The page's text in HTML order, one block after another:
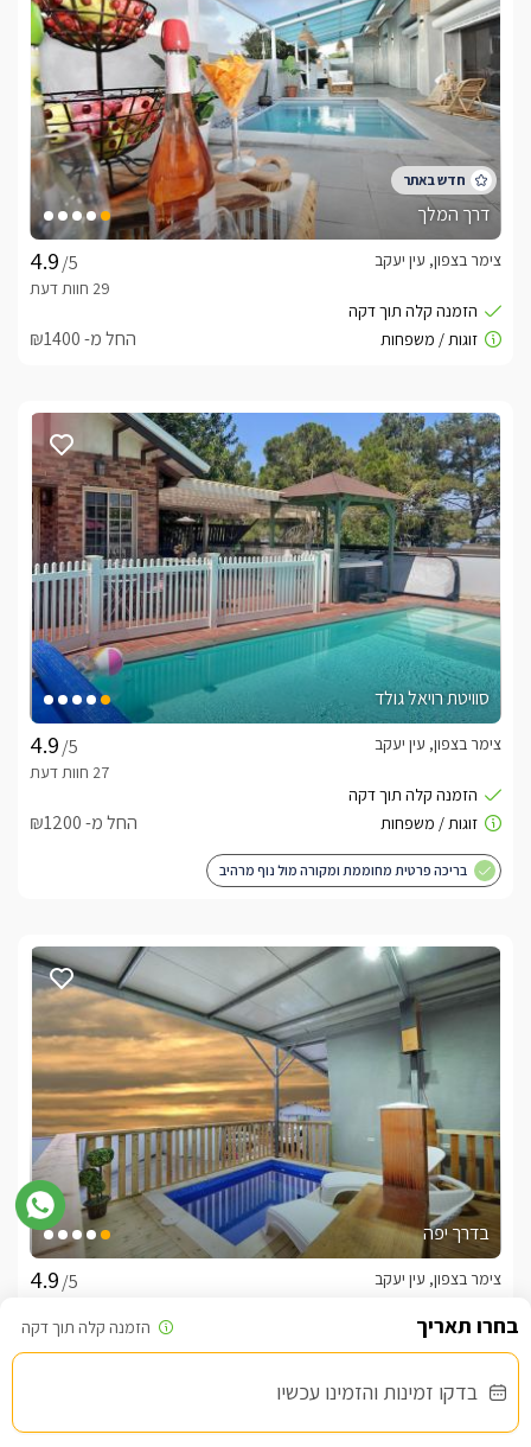
בדקו זמינות והזמינו עכשיו
דרך המלך
/5
צימר בצפון, עין יעקב
החל מ- ₪1400
סוויטת רויאל גולד
/5
צימר בצפון, עין יעקב
החל מ- ₪1200
בריכה פרטית מחוממת ומקורה מול נוף מרהיב
בדרך יפה
/5
צימר בצפון, עין יעקב
החל מ- ₪1100
בריכה פרטית מחוממת מקורה. גקוזי ספא מול נוף